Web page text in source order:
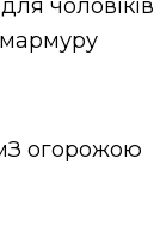
чоловіків
З огорожою